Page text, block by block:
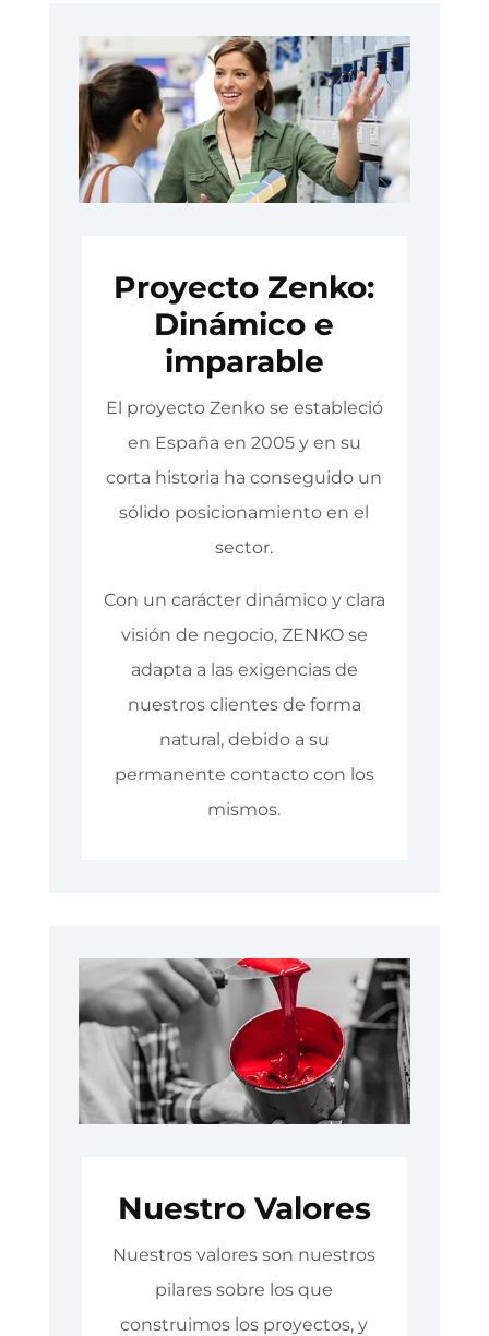
Proyecto Zenko:
Dinámico e
imparable
El proyecto Zenko se estableció
en España en 2005 y en su
corta historia ha conseguido un
sólido posicionamiento en el
sector.
Con un carácter dinámico y clara
visión de negocio, ZENKO se
adapta a las exigencias de
nuestros clientes de forma
natural, debido a su
permanente contacto con los
mismos.
Nuestro Valores
Nuestros valores son nuestros
pilares sobre los que
construimos los proyectos, y